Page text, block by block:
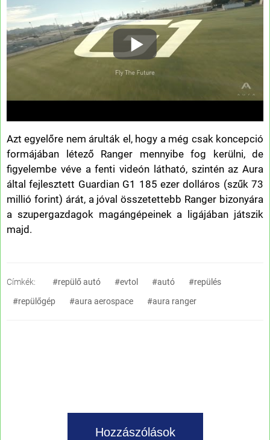
Azt egyelőre nem árulták el, hogy a még csak koncepció
formájában létező Ranger mennyibe fog kerülni, de
figyelembe véve a fenti videón látható, szintén az Aura
által fejlesztett Guardian G1 185 ezer dolláros (szűk 73
millió forint) árát, a jóval összetettebb Ranger bizonyára
a szupergazdagok magángépeinek a ligájában játszik
majd.
Címkék: #repülő autó #evtol #autó
#repülés
#repülőgép
#aura aerospace #aura ranger
Hozzászólások